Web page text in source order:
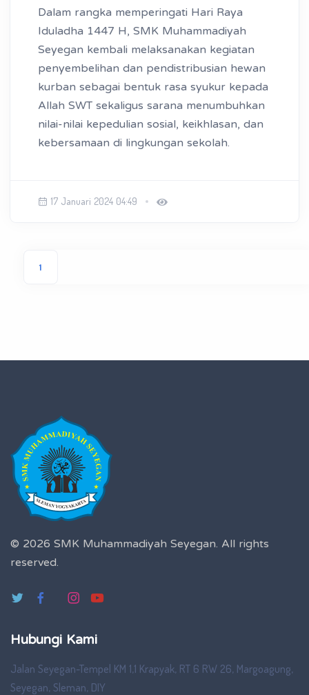
Dalam rangka memperingati Hari Raya
Iduladha 1447 H, SMK Muhammadiyah
Seyegan kembali melaksanakan kegiatan
penyembelihan dan pendistribusian hewan
kurban sebagai bentuk rasa syukur kepada
Allah SWT sekaligus sarana menumbuhkan
nilai-nilai kepedulian sosial, keikhlasan, dan
kebersamaan di lingkungan sekolah.
17 Januari 2024 04:49
1
© 2026 SMK Muhammadiyah Seyegan. All rights
reserved.
Hubungi Kami
Jalan Seyegan-Tempel KM 1,1 Krapyak, RT 6 RW 26, Margoagung,
Seyegan, Sleman, DIY